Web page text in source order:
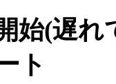
始(遅
ト